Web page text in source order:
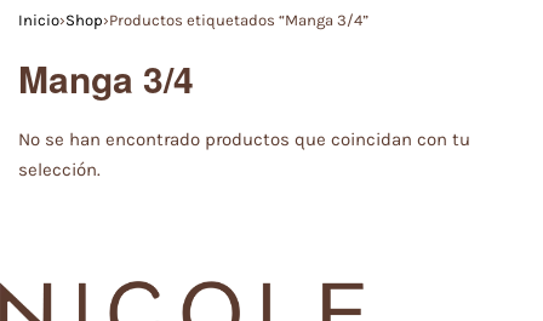
Inicio›Shop›Productos etiquetados “Manga 3/4”
Manga 3/4
No se han encontrado productos que coincidan con tu
selección.